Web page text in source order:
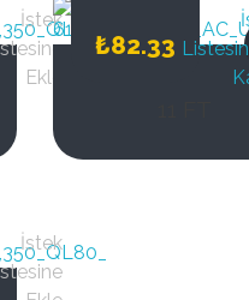
İstek
Ekle
₺82.33
İstek